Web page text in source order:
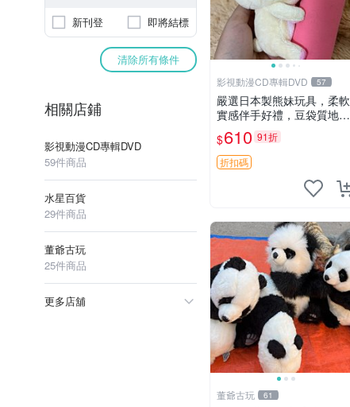
新刊登 即將結標
清除所有條件
相關店鋪
影視動漫CD專輯DVD
59件商品
水星百貨
29件商品
董爺古玩
25件商品
更多店舖
影視動漫CD專輯DVD 57
嚴選日本製熊妹玩具，柔軟
實感伴手好禮，豆袋質地手
感佳，抱枕小熊 recom 推薦
白色豆袋 玩具
$610 91折
折扣碼
董爺古玩 61